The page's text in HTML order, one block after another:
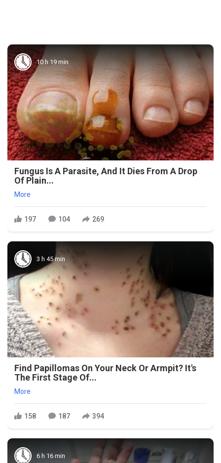
10 h 19 min
Fungus Is A Parasite, And It Dies From A Drop
Of Plain...
More
197 104 269
3 h 45 min
Find Papillomas On Your Neck Or Armpit? It's
The First Stage Of...
More
158 187 394
6 h 16 min